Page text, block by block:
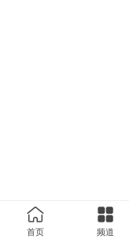
首页 频道